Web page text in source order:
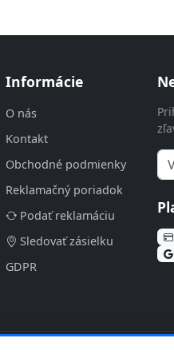
Informácie
O nás
Kontakt
Obchodné podmienky
Reklamačný poriadok
Podať reklamáciu
Sledovať zásielku
GDPR